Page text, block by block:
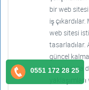
bir web
iş
web sitesi
tasarladılar.
güncel
konusunda
0551 172 28 25